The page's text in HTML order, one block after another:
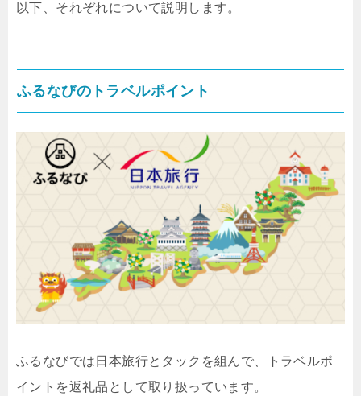
以下、それぞれについて説明します。
ふるなびのトラベルポイント
ふるなびでは日本旅行とタックを組んで、トラベルポ
イントを返礼品として取り扱っています。